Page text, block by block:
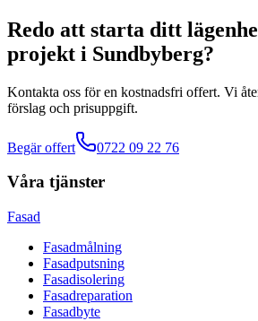
Redo att starta ditt
projekt i Sundbyberg?
Kontakta oss för en kostnadsfri offert. Vi
förslag och prisuppgift.
Begär offert 0722 09 22 76
Våra tjänster
Fasad
Fasadmålning
Fasadputsning
Fasadisolering
Fasadreparation
Fasadbyte